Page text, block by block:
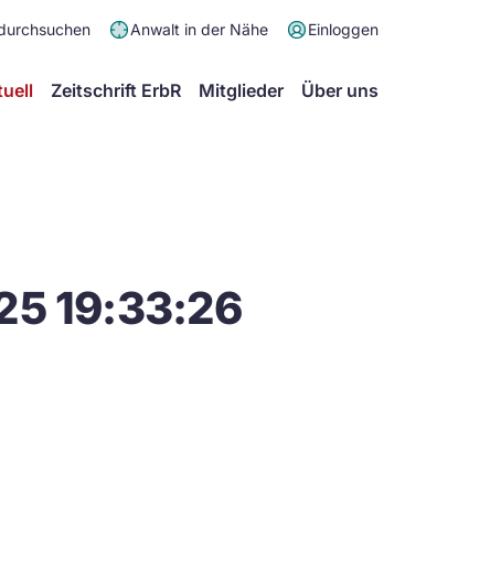
Anwalt in der Nähe Einloggen
Zeitschrift ErbR Mitglieder Über uns
19:33:26